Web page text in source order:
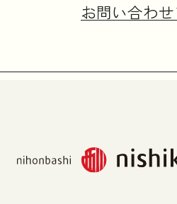
お問い合わ